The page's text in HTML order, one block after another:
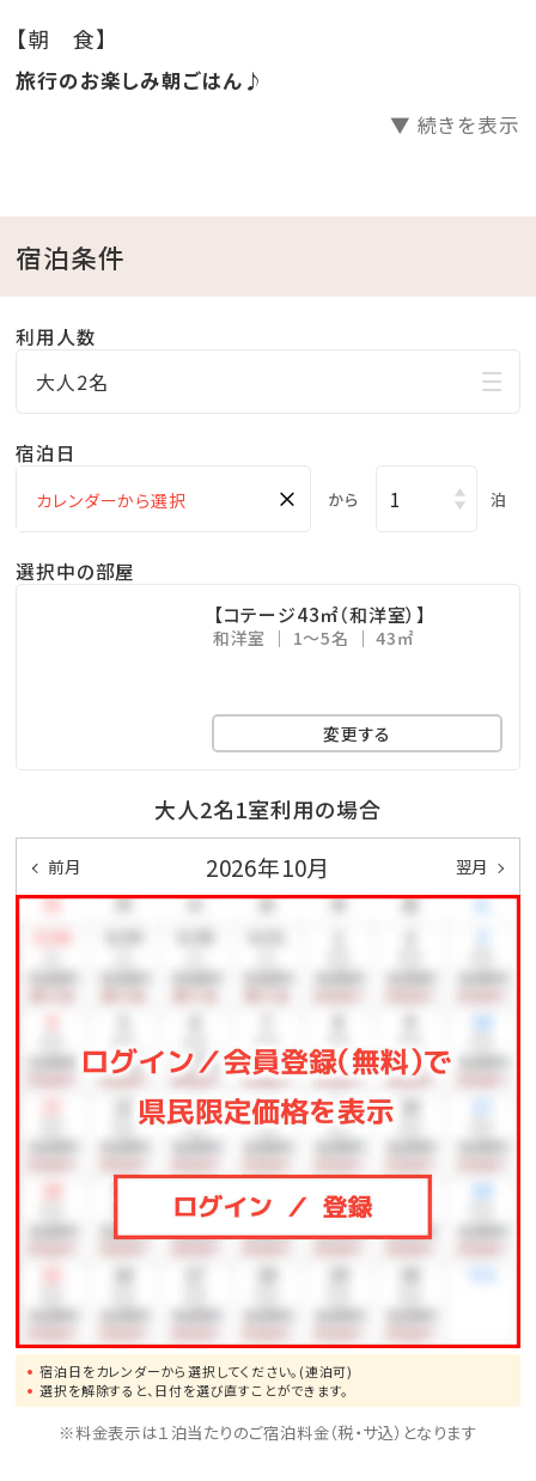
（午前06:00～10:00、午後17:00～23:00）
※毎週水曜日はメンテナンスの為、営業時間が変わりま
■屋内施設※下記の施設が無料でご利用いただけま
す。
・キッズステーション（ホテル本館１F）
す。
・天然ビーチ（徒歩５分）
・テニスコート（２面）
・レンタサイクル（有料）
・ベビーカー、ベビーベッド貸出(1日～3日 ￥1,080）
※レンタル備品は数に限りがございます（要事前予約）
【朝 食】
旅行のお楽しみ朝ごはん♪
▼ 続きを表示
宿泊条件
利用人数
大人2名
宿泊日
× から 泊
選択中の部屋
【コテージ43㎡（和洋室）】
和洋室 1～5名 43㎡
変更する
大人2名1室利用の場合
前月 2026年10月 翌月
宿泊日をカレンダーから選択してください。(連泊可)
選択を解除すると、日付を選び直すことができます。
※料金表示は１泊当たりのご宿泊料金（税・サ込）となります